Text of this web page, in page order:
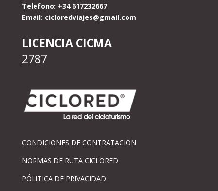
Telefono: +34 617232667
Email: cicloredviajes@gmail.com
LICENCIA CICMA
2787
CONDICIONES DE CONTRATACIÓN
NORMAS DE RUTA CICLORED
PÓLITICA DE PRIVACIDAD